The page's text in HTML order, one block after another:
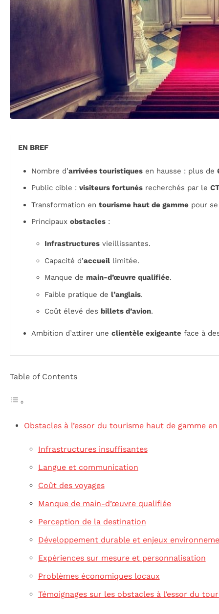
EN BREF
Nombre d’arrivées touristiques en hausse : plus de
Public cible : visiteurs fortunés recherchés par le
Transformation en tourisme haut de gamme pour
Principaux obstacles :
Infrastructures vieillissantes.
Capacité d’accueil limitée.
Manque de main-d’œuvre qualifiée.
Faible pratique de l’anglais.
Coût élevé des billets d’avion.
Ambition d’attirer une clientèle exigeante face à
Table of Contents
Obstacles à l’essor du tourisme haut de gamme
Infrastructures insuffisantes
Langue et communication
Coût des voyages
Manque de main-d’œuvre qualifiée
Perception de la destination
Développement durable et enjeux
Expériences sur mesure et personnalisation
Problèmes économiques locaux
Témoignages sur les obstacles à l’essor du